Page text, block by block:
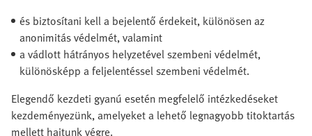
és biztosítani kell a bejelentő érdekeit, különösen az
anonimitás védelmét, valamint
a vádlott hátrányos helyzetével szembeni védelmét,
különösképp a feljelentéssel szembeni védelmét.
Elegendő kezdeti gyanú esetén megfelelő intézkedéseket
kezdeményezünk, amelyeket a lehető legnagyobb titoktartás
mellett hajtunk végre.